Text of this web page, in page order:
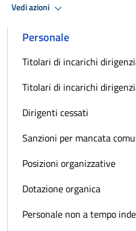
Vedi azioni
Personale
Titolari di incarichi
Titolari di incarichi
Dirigenti cessati
Sanzioni per mancata
Posizioni organizzative
Dotazione organica
Personale non a tempo